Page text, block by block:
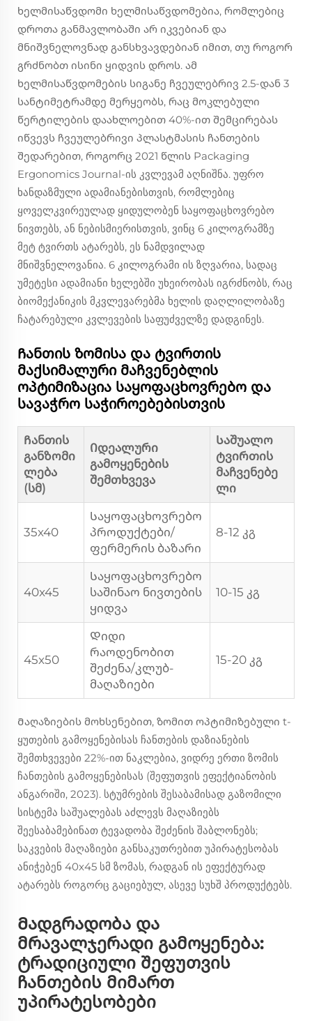
ხელმისაწვდომი ხელმისაწვდომებია, რომლებიც
დროთა განმავლობაში არ იკვებიან და
მნიშვნელოვნად განსხვავდებიან იმით, თუ როგორ
გრძნობთ ისინი ყიდვის დროს. ამ
ხელმისაწვდომების სიგანე ჩვეულებრივ 2.5-დან 3
სანტიმეტრამდე მერყეობს, რაც მოკლებული
წერტილების დაახლოებით 40%-ით შემცირებას
იწვევს ჩვეულებრივი პლასტმასის ჩანთების
შედარებით, როგორც 2021 წლის Packaging
Ergonomics Journal-ის კვლევამ აღნიშნა. უფრო
ხანდაზმული ადამიანებისთვის, რომლებიც
ყოველკვირეულად ყიდულობენ საყოფაცხოვრებო
ნივთებს, ან ნებისმიერისთვის, ვინც 6 კილოგრამზე
მეტ ტვირთს ატარებს, ეს ნამდვილად
მნიშვნელოვანია. 6 კილოგრამი ის ზღვარია, სადაც
უმეტესი ადამიანი ხელებში უხეირობას იგრძნობს, რაც
ბიომექანიკის მკვლევარებმა ხელის დაღლილობაზე
ჩატარებული კვლევების საფუძველზე დადგინეს.
Ჩანთის ზომისა და ტვირთის
მაქსიმალური მაჩვენებლის
ოპტიმიზაცია საყოფაცხოვრებო და
სავაჭრო საჭიროებებისთვის
Ჩანთის
განზომი
ლება
(სმ)
Იდეალური
გამოყენების
შემთხვევა
Საშუალო
ტვირთის
მაჩვენებე
ლი
35x40
Საყოფაცხოვრებო
პროდუქტები/
ფერმერის ბაზარი
8-12 კგ
40x45
Საყოფაცხოვრებო
საშინაო ნივთების
ყიდვა
10-15 კგ
45x50
Დიდი
რაოდენობით
შეძენა/კლუბ-
მაღაზიები
15-20 კგ
Მაღაზიების მოხსენებით, ზომით ოპტიმიზებული t-
ყუთების გამოყენებისას ჩანთების დაზიანების
შემთხვევები 22%-ით ნაკლებია, ვიდრე ერთი ზომის
ჩანთების გამოყენებისას (შეფუთვის ეფექტიანობის
ანგარიში, 2023). სტუმრების შესაბამისად გაზომილი
სისტემა საშუალებას აძლევს მაღაზიებს
შეესაბამებინათ ტევადობა შეძენის შაბლონებს;
საკვების მაღაზიები განსაკუთრებით უპირატესობას
ანიჭებენ 40x45 სმ ზომას, რადგან ის ეფექტურად
ატარებს როგორც გაციებულ, ასევე სუხშ პროდუქტებს.
Მადგრადობა და
მრავალჯერადი გამოყენება:
ტრადიციული შეფუთვის
ჩანთების მიმართ
უპირატესობები